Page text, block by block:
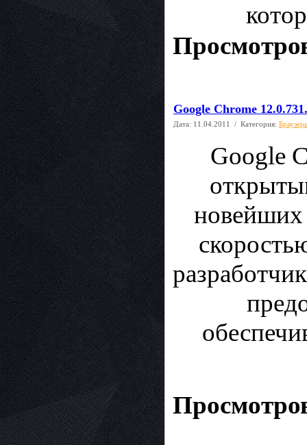
Google Chrome
Дата: 11.04.2011 / Категория:
Google
новейших